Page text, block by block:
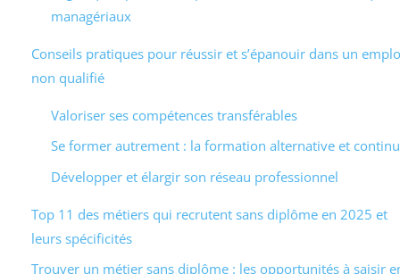
managériaux
Conseils pratiques pour réussir et s’épanouir dans un
non qualifié
Valoriser ses compétences transférables
Se former autrement : la formation alternative et
Développer et élargir son réseau professionnel
Top 11 des métiers qui recrutent sans diplôme en 2025 et
leurs spécificités
Trouver un métier sans diplôme : les opportunités à saisir